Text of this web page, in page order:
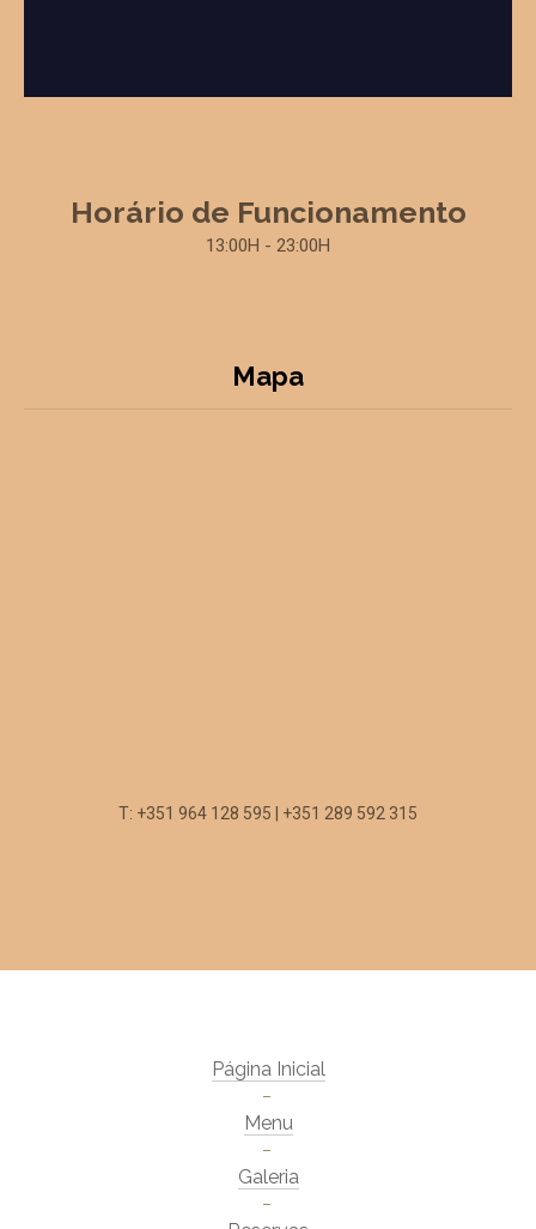
Horário de Funcionamento
13:00H - 23:00H
Mapa
T: +351 964 128 595 | +351 289 592 315
Página Inicial
Menu
Galeria